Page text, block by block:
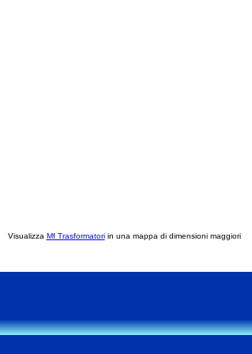
Visualizza Mf Trasformatoriin una mappa di dimensioni maggiori